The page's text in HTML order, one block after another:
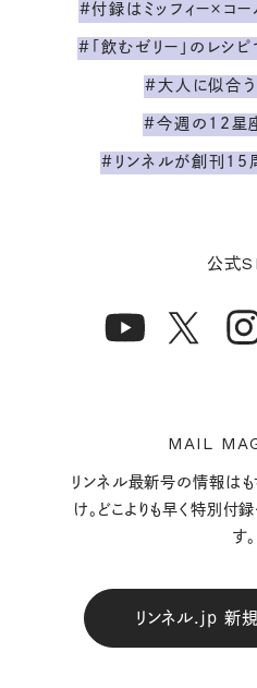
#付録はミッフィー×コー
#「飲むゼリー」のレシ
#大人に似合う
#今週の12星
#リンネルが創刊15
公式
MAIL
リンネル最新号の情報は
け。どこよりも早く特別付
す。
リンネル.jp 新